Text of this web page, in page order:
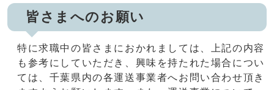
皆さまへのお願い
特に求職中の皆さまにおかれましては、上記の内容
も参考にしていただき、興味を持たれた場合につい
ては、千葉県内の各運送事業者へお問い合わせ頂き